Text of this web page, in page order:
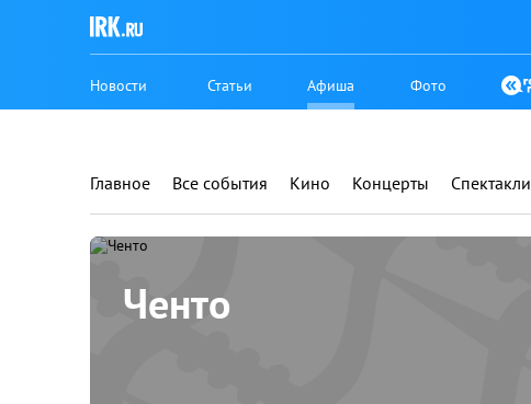
Новости Статьи Афиша Фото
Главное Все события Кино Концерты Спектакли
Ченто